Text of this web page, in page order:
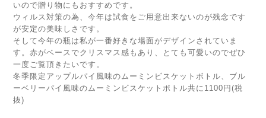
いので贈り物にもおすすめです。
ウィルス対策の為、今年は試食をご用意出来ないのが残念です
が安定の美味しさです。
そして今年の瓶は私が一番好きな場面がデザインされていま
す。赤がベースでクリスマス感もあり、とても可愛いのでぜひ
一度ご覧頂きたいです。
冬季限定アップルパイ風味のムーミンビスケットボトル、ブル
ーベリーパイ風味のムーミンビスケットボトル共に1100円(税
抜)